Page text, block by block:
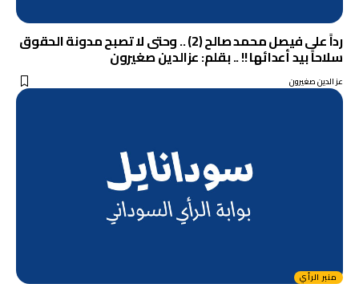
رداً على فيصل محمد صالح (2) .. وحتى لا تصبح مدونة الحقوق
سلاحاً بيد أعدائها !! .. بقلم: عزالدين صغيرون
عز الدين صغيرون
منبر الرأي